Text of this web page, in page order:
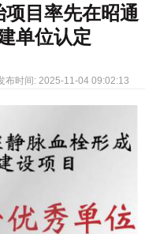
目率先在昭通
单位认定
布时间: 2025-11-04 09:02:13